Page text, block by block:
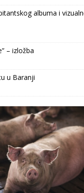
albuma i
– izložba
u Baranji